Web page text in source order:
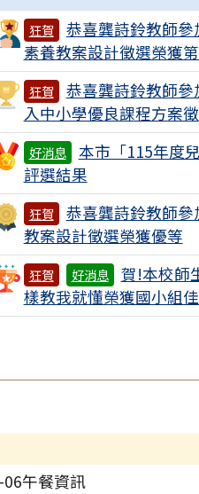
狂賀
恭喜龔詩鈴教師
素養教案設計徵選榮獲
狂賀
恭喜龔詩鈴教師
入中小學優良課程方案
好消息
本市「115年度
評選結果
狂賀
恭喜龔詩鈴教師
教案設計徵選榮獲優等
狂賀 好消息
賀!本校師
樣教我就懂榮獲國小組
容
午餐資訊